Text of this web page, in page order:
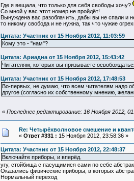
Где я вещала, что только для себя свободы хочу?
Со мной у вас этот номер не пройдёт!
Вынуждена вас разоблачить, дабы вы не спали
то никому свобода и не нужна, так что чужие
Цитата: Участник от 15 Ноября 2012, 11:03:59
Кому это - "нам"?
Цитата: Ариадна от 15 Ноября 2012, 15:43:42
Читателям, которых вы призываете
Цитата: Участник от 15 Ноября 2012, 17:48:53
Во-первых, не думаю, что всем читателям надо
другое (согласно их собственному мнению,
« Последнее редактирование: 16 Ноября 2012,
Re: Четырёхволновое смешение и
« Ответ #331 : 15 Ноября 2012, 23:58:36 »
Цитата: Участник от 15 Ноября 2012, 22:48:37
Включайте приборы, и вперёд.
угу, стойбища с пасущимися сами по себе
Оказались физические приборы, в которых
Нормальный переход